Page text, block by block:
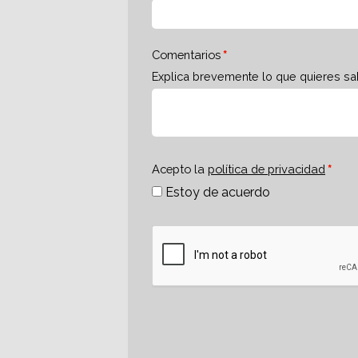
Comentarios
Explica brevemente lo que quieres
Acepto la política de privacidad
Estoy de acuerdo